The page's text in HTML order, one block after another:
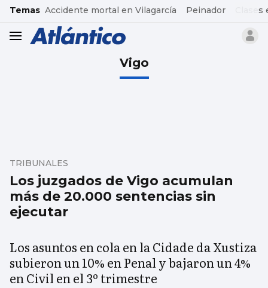
common.go-to-content
Temas Accidente mortal en Vilagarcía Peinador
header.menu.open
Vigo
Los juzgados de Vigo acumulan
más de 20.000 sentencias sin
ejecutar
TRIBUNALES
Los asuntos en cola en la Cidade da Xustiza
subieron un 10% en Penal y bajaron un 4%
en Civil en el 3º trimestre